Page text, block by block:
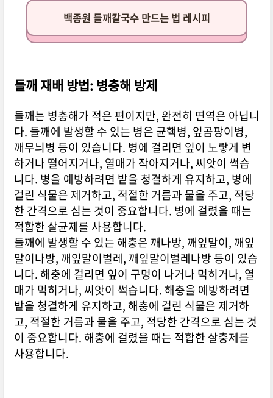
백종원 들깨칼국수 만드는 법 레시피
들깨 재배 방법: 병충해 방제
들깨는 병충해가 적은 편이지만, 완전히 면역은 아닙니
다. 들깨에 발생할 수 있는 병은 균핵병, 잎곰팡이병,
깨무늬병 등이 있습니다. 병에 걸리면 잎이 노랗게 변
하거나 떨어지거나, 열매가 작아지거나, 씨앗이 썩습
니다. 병을 예방하려면 밭을 청결하게 유지하고, 병에
걸린 식물은 제거하고, 적절한 거름과 물을 주고, 적당
한 간격으로 심는 것이 중요합니다. 병에 걸렸을 때는
적합한 살균제를 사용합니다.
들깨에 발생할 수 있는 해충은 깨나방, 깨잎말이, 깨잎
말이나방, 깨잎말이벌레, 깨잎말이벌레나방 등이 있습
니다. 해충에 걸리면 잎이 구멍이 나거나 먹히거나, 열
매가 먹히거나, 씨앗이 썩습니다. 해충을 예방하려면
밭을 청결하게 유지하고, 해충에 걸린 식물은 제거하
고, 적절한 거름과 물을 주고, 적당한 간격으로 심는 것
이 중요합니다. 해충에 걸렸을 때는 적합한 살충제를
사용합니다.